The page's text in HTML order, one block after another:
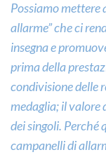
Possiamo mettere
allarme” che ci
insegna e
prima della
condivisione delle
medaglia; il valore
dei singoli. Perché
campanelli di